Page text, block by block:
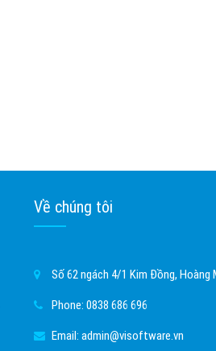
Về chúng tôi
Số 62 ngách 4/1 Kim Đồng, Hoàng
Phone: 0838 686 696
Email: admin@visoftware.vn